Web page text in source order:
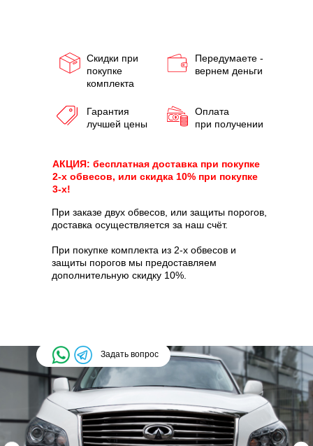
Скидки при
покупке
комплекта
Передумаете -
вернем деньги
Гарантия
лучшей цены
Оплата
при получении
АКЦИЯ: бесплатная доставка при покупке
2-х обвесов, или скидка 10% при покупке
3-х!
При заказе двух обвесов, или защиты порогов,
доставка осуществляется за наш счёт.
При покупке комплекта из 2-х обвесов и
защиты порогов мы предоставляем
дополнительную скидку 10%.
Задать вопрос